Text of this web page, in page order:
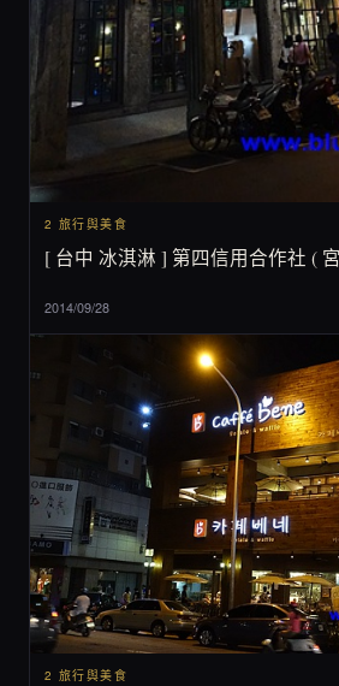
2 旅行與美食
[ 台中 冰淇淋 ] 第四信用合作社 (
2014/09/28
2 旅行與美食